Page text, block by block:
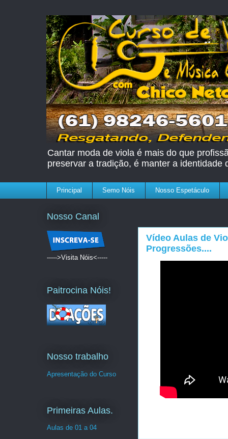
Cantar moda de viola é mais do que
preservar a tradição, é manter a
Principal Semo Nóis Nosso Espetáculo
Vídeo Aulas de
Progressões....
Nosso Canal
----->Visita Nóis<-----
Paitrocina Nóis!
Nosso trabalho
Apresentação do Curso
Primeiras Aulas.
Aulas de 01 a 04